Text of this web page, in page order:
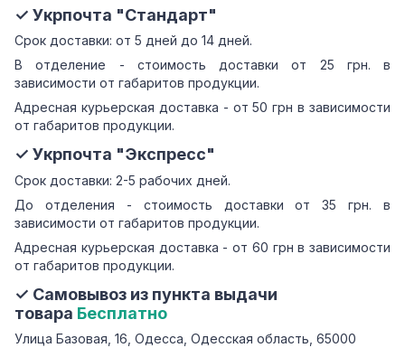
✓ Укрпочта "Стандарт"
Срок доставки: от 5 дней до 14 дней.
В отделение - стоимость доставки от 25 грн. в
зависимости от габаритов продукции.
Адресная курьерская доставка - от 50 грн в зависимости
от габаритов продукции.
✓ Укрпочта "Экспресс"
Срок доставки: 2-5 рабочих дней.
До отделения - стоимость доставки от 35 грн. в
зависимости от габаритов продукции.
Адресная курьерская доставка - от 60 грн в зависимости
от габаритов продукции.
✓ Самовывоз из пункта выдачи
товара Бесплатно
Улица Базовая, 16, Одесса, Одесская область, 65000